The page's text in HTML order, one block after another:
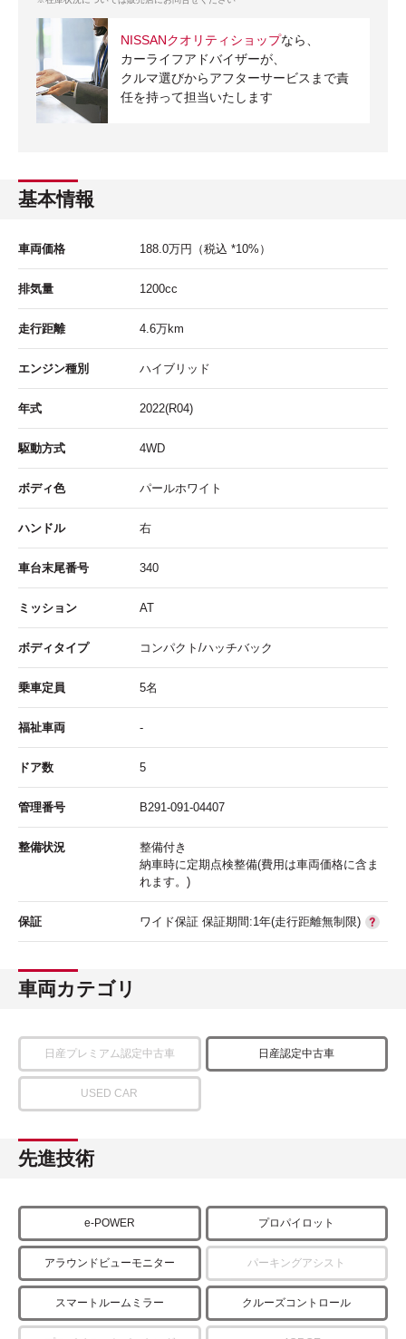
NISSANクオリティショップなら、
カーライフアドバイザーが、
クルマ選びからアフターサービスまで責
任を持って担当いたします
基本情報
車両価格 188.0万円 （税込 *10%）
排気量 1200cc
走行距離 4.6万km
エンジン種別 ハイブリッド
年式 2022(R04)
駆動方式 4WD
ボディ色 パールホワイト
ハンドル 右
車台末尾番号 340
ミッション AT
ボディタイプ コンパクト/ハッチバック
乗車定員 5名
福祉車両 -
ドア数 5
管理番号 B291-091-04407
整備状況
整備付き
納車時に定期点検整備(費用は車両価格に含ま
れます。)
保証 ワイド保証 保証期間:1年(走行距離無制限)
車両カテゴリ
日産プレミアム認定中古車 日産認定中古車
USED CAR
先進技術
e-POWER プロパイロット
アラウンドビューモニター パーキングアシスト
スマートルームミラー クルーズコントロール